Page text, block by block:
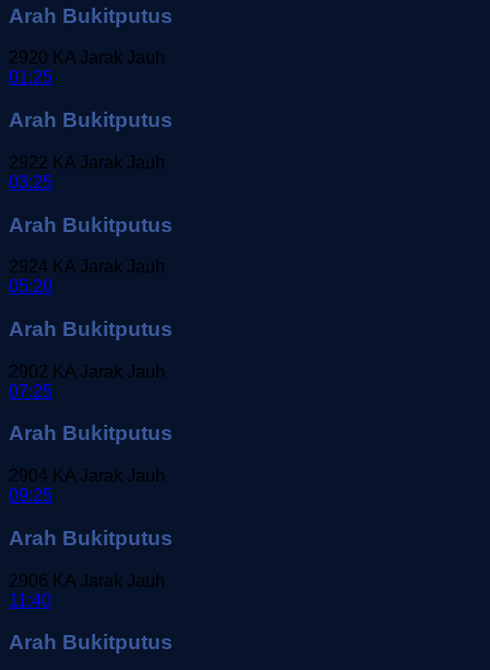
Arah Bukitputus
2920 KA Jarak Jauh
01:25
Arah Bukitputus
2922 KA Jarak Jauh
03:25
Arah Bukitputus
2924 KA Jarak Jauh
05:20
Arah Bukitputus
2902 KA Jarak Jauh
07:25
Arah Bukitputus
2904 KA Jarak Jauh
09:25
Arah Bukitputus
2906 KA Jarak Jauh
11:40
Arah Bukitputus